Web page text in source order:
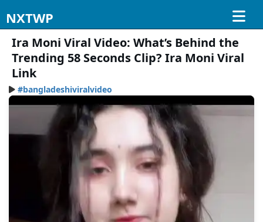
NXTWP
Ira Moni Viral Video: What’s Behind the
Trending 58 Seconds Clip? Ira Moni Viral
Link
#bangladeshiviralvideo